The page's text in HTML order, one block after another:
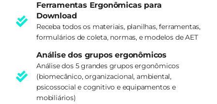
Ferramentas Ergonômicas para
Download​
Receba todos os materiais, planilhas, ferramentas,
formulários de coleta, normas, e modelos de AET
Análise dos grupos ergonômicos
Análise dos 5 grandes grupos ergonômicos
(biomecânico, organizacional, ambiental,
psicossocial e cognitivo e equipamentos e
mobiliários)